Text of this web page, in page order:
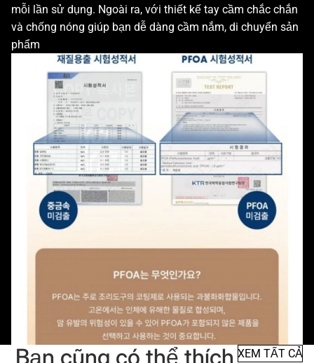
mỗi lần sử dụng. Ngoài ra, với thiết kế tay cầm chắc chắn
và chống nóng giúp bạn dễ dàng cầm nắm, di chuyển sản
phẩm
Bạn cũng có thể thích XEM TẤT CẢ